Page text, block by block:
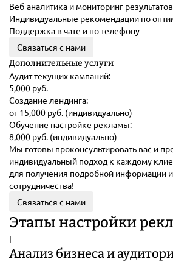
Веб-аналитика и мониторинг
Индивидуальные рекомендации по
Поддержка в чате и по телефону
Связаться с нами
Дополнительные услуги
Аудит текущих кампаний:
5,000 руб.
Создание лендинга:
от 15,000 руб. (индивидуально)
Обучение настройке рекламы:
8,000 руб. (индивидуально)
Мы готовы проконсультировать вас и
индивидуальный подход к каждому
для получения подробной информации
сотрудничества!
Связаться с нами
Этапы настройки
I
Анализ бизнеса и